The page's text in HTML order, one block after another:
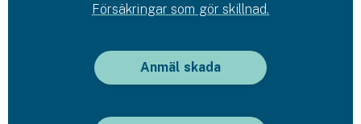
Försäkringar som gör skillnad.
Anmäl skada